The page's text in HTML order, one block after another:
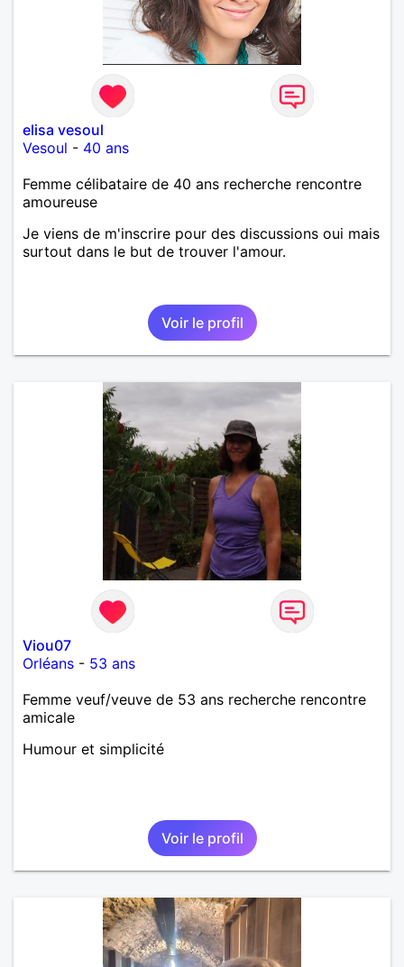
elisa vesoul
Vesoul - 40 ans
Femme célibataire de 40 ans recherche rencontre
amoureuse
Je viens de m'inscrire pour des discussions oui mais
surtout dans le but de trouver l'amour.
Voir le profil
Viou07
Orléans - 53 ans
Femme veuf/veuve de 53 ans recherche rencontre
amicale
Humour et simplicité
Voir le profil